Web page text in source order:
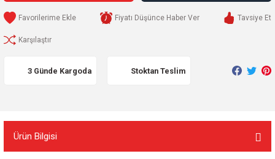
Fiyatı Düşünce Haber Ver Tavsiye Et
Karşılaştır
3 Günde Kargoda Stoktan Teslim
Ürün Bilgisi